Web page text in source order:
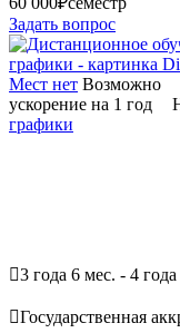
Задать вопрос
Мест нет Возможно
ускорение на 1 год
графики
3 года 6 мес. - 4
Государственная